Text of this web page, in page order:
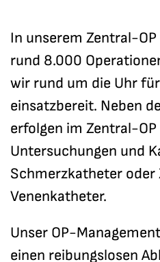
In unserem Zentral-
rund 8.000
wir rund um die Uhr
einsatzbereit. Neben
erfolgen im Zentral-
Untersuchungen und
Schmerzkatheter oder
Venenkatheter.
Unser OP-
einen reibungslosen